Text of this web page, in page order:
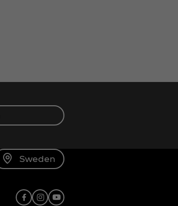
Sweden
Facebook
Instagram
X